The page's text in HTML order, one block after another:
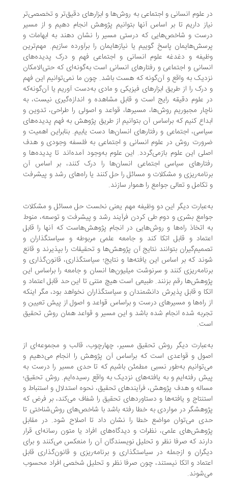
علوم انسانی و اجتماعی به روش‌ها و ابزارهای دقیق‌تر و تخصصی‌تر
داریم تا بر اساس آنها بتوانیم پژوهش انجام دهیم و از مسیر
و شاخص‌هایی که درستی مسیر را نشان دهند به ابهامات و
پاسخ گوییم یا نیازهایمان را برآورده سازیم. مهم‌ترین
و دغدغه علوم انسانی و اجتماعی فهم و درک پدیده‌های
و اجتماعی و رفتارهای انسانی است به‌گونه‌ای که حتی‌الامکان
به واقع و آن‌‌گونه که هست باشد. چون ما نمی‌توانیم این فهم
را از طریق ابزارهای فیزیکی و مادی به‌دست آوریم یا آن‌گونه‌که
علوم دقیقه رایج است و قابل مشاهده و اندازه‌گیری نیست، به
مجبوریم روش‌ها، مسیرها، قواعد و اصولی را طراحی، تدوین و
کنیم که براساس آن بتوانیم از طریق پژوهش به فهم پدیده‌های
اجتماعی و رفتارهای انسان‌ها دست یابیم. بنابراین اهمیت و
روش در علوم انسانی و اجتماعی به فلسفه وجودی و هدف
این علوم بازمی‌گردد. این علوم به‌وجود آمده‌اند تا پدیده‌ها و
سیاسی اجتماعی انسان‌ها را درک کنند، بر اساس آن
و مشکلات و مسائل را حل کنند یا راه‌های رشد و پیشرفت
و تعالی جوامع را هموار سازند.
دیگر این دو وظیفه مهم یعنی نخست حل مسائل و مشکلات
بشری و دوم طی کردن فرآیند رشد و پیشرفت و توسعه، منوط
اتخاذ راه‌ها و روش‌هایی در انجام پژوهش‌هاست که آنها را قابل
و قابل اتکا کند و جامعه علمی مربوطه و سیاستگذاران و
بتوانند نتایج آن پژوهش‌ها و تحقیقات را بپذیرند و قانع
که بر اساس این یافته‌ها و نتایج؛ سیاستگذاری، قانون‌گذاری و
کنند و سرنوشت میلیون‌ها انسان و جامعه را براساس این
رقم بزنند. طبیعی است هیچ متنی تا این حد قابل اعتماد و
و قابل پذیرش دانشمندان و سیاستگذاران نخواهد بود، مگر اینکه
راه‌ها و مسیرهای درست و براساس قواعد و اصول از پیش تعیین و
شده انجام شده باشد و این مسیر و قواعد همان روش تحقیق
دیگر روش تحقیق مسیر، چهارچوب، قالب و مجموعه‌ای از
و قواعدی است که براساس آن پژوهش‌ را انجام می‌دهیم و
به‌طور نسبی مطمئن باشیم که تا حدی مسیر را درست به
رفته‌ایم و به یافته‌های نزدیک به واقع رسیده‌ایم. روش تحقیق؛
و هدف پژوهش، فرآیندهای تحقیق، نحوه استدلال و استنباط و
و یافته‌ها و دستاوردهای تحقیق را شفاف می‌کند، بر فرض که
در مواردی به خطا رفته باشد با شاخص‌های روش‌شناختی تا
می‌توان مواضع خطا را نشان داد تا اصلاح شود. در مقابل
علمی، نظرات و دیدگاه‌های افراد یا متون رسانه‌ای قرار
که صرفا نظر و تحلیل نویسندگان آن را منعکس می‌کنند و برای
و از‌جمله در سیاستگذاری و برنامه‌ریزی و قانون‌گذاری قابل
و اتکا نیستند، چون صرفا نظر و تحلیل شخصی افراد محسوب